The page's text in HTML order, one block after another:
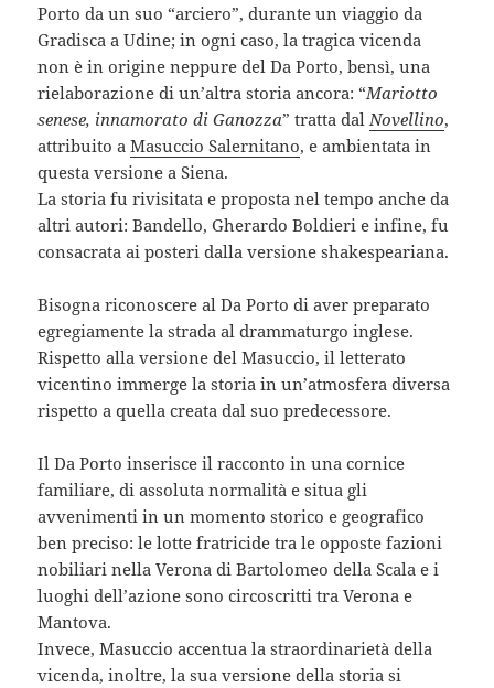
Porto da un suo “arciero”, durante un viaggio da
Gradisca a Udine; in ogni caso, la tragica vicenda
non è in origine neppure del Da Porto, bensì, una
rielaborazione di un’altra storia ancora: “Mariotto
senese, innamorato di Ganozza” tratta dal Novellino,
attribuito aMasuccio Salernitano, e ambientata in
questa versione a Siena.
La storia fu rivisitata e proposta nel tempo anche da
altri autori: Bandello, Gherardo Boldieri e infine, fu
consacrata ai posteri dalla versione shakespeariana.
Bisogna riconoscere al Da Porto di aver preparato
egregiamente la strada al drammaturgo inglese.
Rispetto alla versione del Masuccio, il letterato
vicentino immerge la storia in un’atmosfera diversa
rispetto a quella creata dal suo predecessore.
Il Da Porto inserisce il racconto in una cornice
familiare, di assoluta normalità e situa gli
avvenimenti in un momento storico e geografico
ben preciso: le lotte fratricide tra le opposte fazioni
nobiliari nella Verona di Bartolomeo della Scala e i
luoghi dell’azione sono circoscritti tra Verona e
Mantova.
Invece, Masuccio accentua la straordinarietà della
vicenda, inoltre, la sua versione della storia si